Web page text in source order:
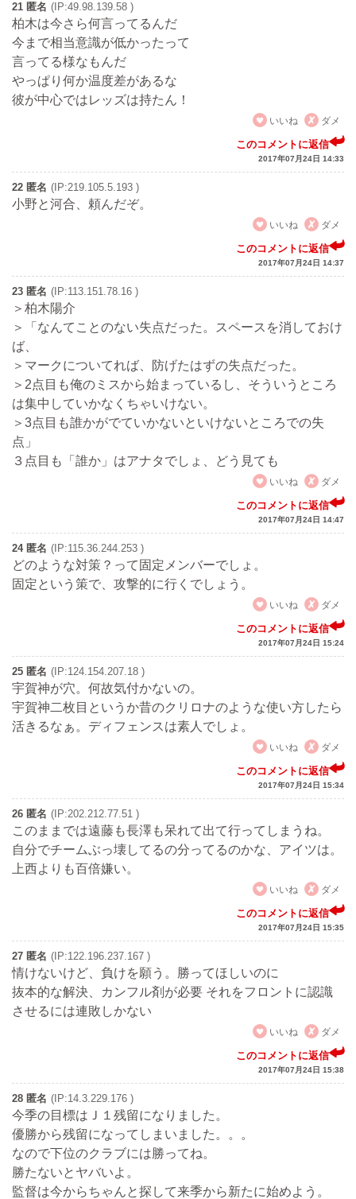
21 匿名 (IP:49.98.139.58 )
柏木は今さら何言ってるんだ
今まで相当意識が低かったって
言ってる様なもんだ
やっぱり何か温度差があるな
彼が中心ではレッズは持たん！
いいね
ダメ
このコメントに返信
2017年07月24日 14:33
22 匿名 (IP:219.105.5.193 )
小野と河合、頼んだぞ。
いいね
ダメ
このコメントに返信
2017年07月24日 14:37
23 匿名 (IP:113.151.78.16 )
＞柏木陽介
＞「なんてことのない失点だった。スペースを消しておけ
ば、
＞マークについてれば、防げたはずの失点だった。
＞2点目も俺のミスから始まっているし、そういうところ
は集中していかなくちゃいけない。
＞3点目も誰かがでていかないといけないところでの失
点」
３点目も「誰か」はアナタでしょ、どう見ても
いいね
ダメ
このコメントに返信
2017年07月24日 14:47
24 匿名 (IP:115.36.244.253 )
どのような対策？って固定メンバーでしょ。
固定という策で、攻撃的に行くでしょう。
いいね
ダメ
このコメントに返信
2017年07月24日 15:24
25 匿名 (IP:124.154.207.18 )
宇賀神が穴。何故気付かないの。
宇賀神二枚目というか昔のクリロナのような使い方したら
活きるなぁ。ディフェンスは素人でしょ。
いいね
ダメ
このコメントに返信
2017年07月24日 15:34
26 匿名 (IP:202.212.77.51 )
このままでは遠藤も長澤も呆れて出て行ってしまうね。
自分でチームぶっ壊してるの分ってるのかな、アイツは。
上西よりも百倍嫌い。
いいね
ダメ
このコメントに返信
2017年07月24日 15:35
27 匿名 (IP:122.196.237.167 )
情けないけど、負けを願う。勝ってほしいのに
抜本的な解決、カンフル剤が必要 それをフロントに認識
させるには連敗しかない
いいね
ダメ
このコメントに返信
2017年07月24日 15:38
28 匿名 (IP:14.3.229.176 )
今季の目標はＪ１残留になりました。
優勝から残留になってしまいました。。。
なので下位のクラブには勝ってね。
勝たないとヤバいよ。
監督は今からちゃんと探して来季から新たに始めよう。